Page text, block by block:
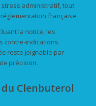
stress administratif, tout
française.
la notice, les
contre-indications.
reste joignable par
précision.
Clenbuterol